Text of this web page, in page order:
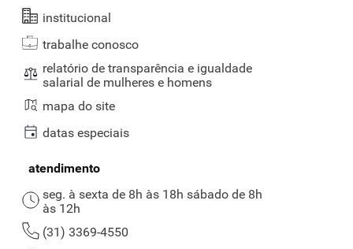
institucional
trabalhe conosco
relatório de transparência e igualdade
salarial de mulheres e homens
mapa do site
datas especiais
atendimento
seg. à sexta de 8h às 18h sábado de 8h
às 12h
(31) 3369-4550